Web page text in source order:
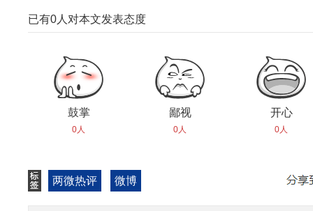
已有0 人对本文发表态度
鼓掌
0人
鄙视
0人
开心
0人
两微热评 微博